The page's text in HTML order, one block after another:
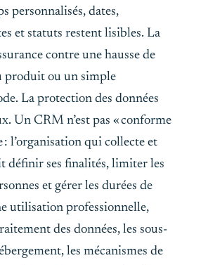
personnalisés, dates,
et statuts restent lisibles. La
contre une hausse de
produit ou un simple
La protection des données
Un CRM n’est pas « conforme
l’organisation qui collecte et
définir ses finalités, limiter les
et gérer les durées de
utilisation professionnelle,
des données, les sous-
les mécanismes de